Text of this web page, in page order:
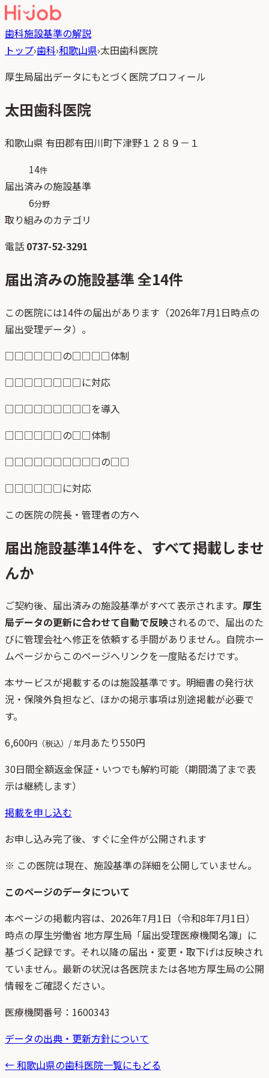
歯科施設基準の解説
トップ›歯科›和歌山県›太田歯科医院
厚生局届出データにもとづく医院プロフィール
太田歯科医院
和歌山県 有田郡有田川町下津野１２８９－１
14件
届出済みの施設基準
6分野
取り組みのカテゴリ
電話 0737-52-3291
届出済みの施設基準 全14件
この医院には14件の届出があります（2026年7月1日時点の
届出受理データ）。
□□□□□□の□□□□体制
□□□□□□□□に対応
□□□□□□□□□を導入
□□□□□□の□□体制
□□□□□□□□□□の□□
□□□□□□に対応
この医院の院長・管理者の方へ
届出施設基準14件を、すべて掲載しませ
んか
ご契約後、 届出済みの施設基準がすべて表示されます。 厚生
局データの更新に合わせて自動で反映されるので、届出のた
びに管理会社へ修正を依頼する手間がありません。自院ホー
ムページからこのページへリンクを一度貼るだけです。
本サービスが掲載するのは施設基準です。明細書の発行状
況・保険外負担など、ほかの掲示事項は別途掲載が必要で
す。
6,600円（税込）/ 年月あたり550円
30日間全額返金保証・いつでも解約可能（期間満了まで表
示は継続します）
掲載を申し込む
お申し込み完了後、すぐに全件が公開されます
※ この医院は現在、施設基準の詳細を公開していません。
このページのデータについて
本ページの掲載内容は、 2026年7月1日 （令和8年7月1日）
時点の厚生労働省 地方厚生局「届出受理医療機関名簿」 に
基づく記録です。それ以降の届出・変更・取下げは反映され
ていません。最新の状況は各医院または各地方厚生局の公開
情報をご確認ください。
医療機関番号： 1600343
データの出典・更新方針について
←和歌山県の歯科医院一覧にもどる